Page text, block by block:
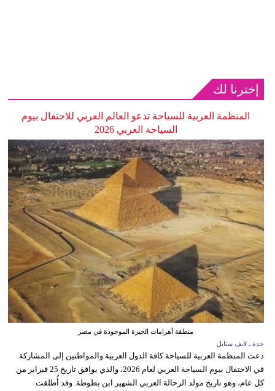
إخترنا لك
المنظمة العربية للسياحة تدعو العالم العربي للاحتفال بيوم
السياحة العربي 2026
منطقة أهرامات الجيزة الموجودة في مصر
جدة ـ لايف ستايل
دعت المنظمة العربية للسياحة كافة الدول العربية والمواطنين إلى المشاركة
في الاحتفال بيوم السياحة العربي لعام 2026، والذي يوافق تاريخ 25 فبراير من
كل عام، وهو تاريخ مولد الرحالة العربي الشهير ابن بطوطة. وقد أُطلقت